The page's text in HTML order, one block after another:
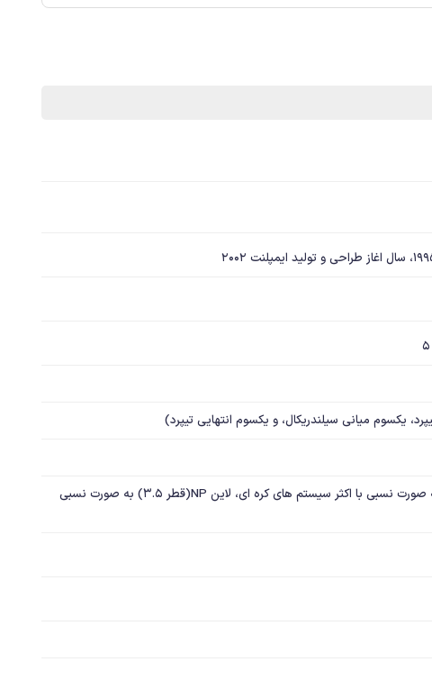
فیکسچرهای لاین RP(رگولار) به صورت نسبی با اکثر سیستم های کره ای، لاین NP(قطر 3.5) به صورت نسبی